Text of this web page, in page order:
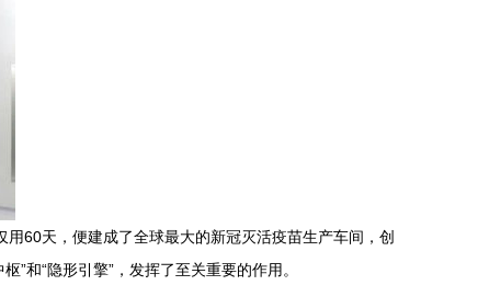
60天，便建成了全球最大的新冠灭活疫苗生产车间，创
”和“隐形引擎”，发挥了至关重要的作用。